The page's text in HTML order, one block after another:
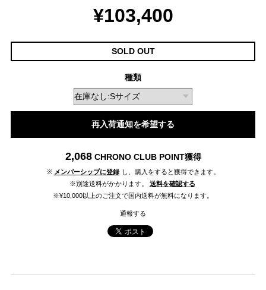
¥103,400
SOLD OUT
種類
再入荷通知を希望する
2,068 CHRONO CLUB POINT獲得
※ メンバーシップに登録 し、購入をすると獲得できます。
※別途送料がかかります。
送料を確認する
※¥10,000以上のご注文で国内送料が無料になります。
通報する